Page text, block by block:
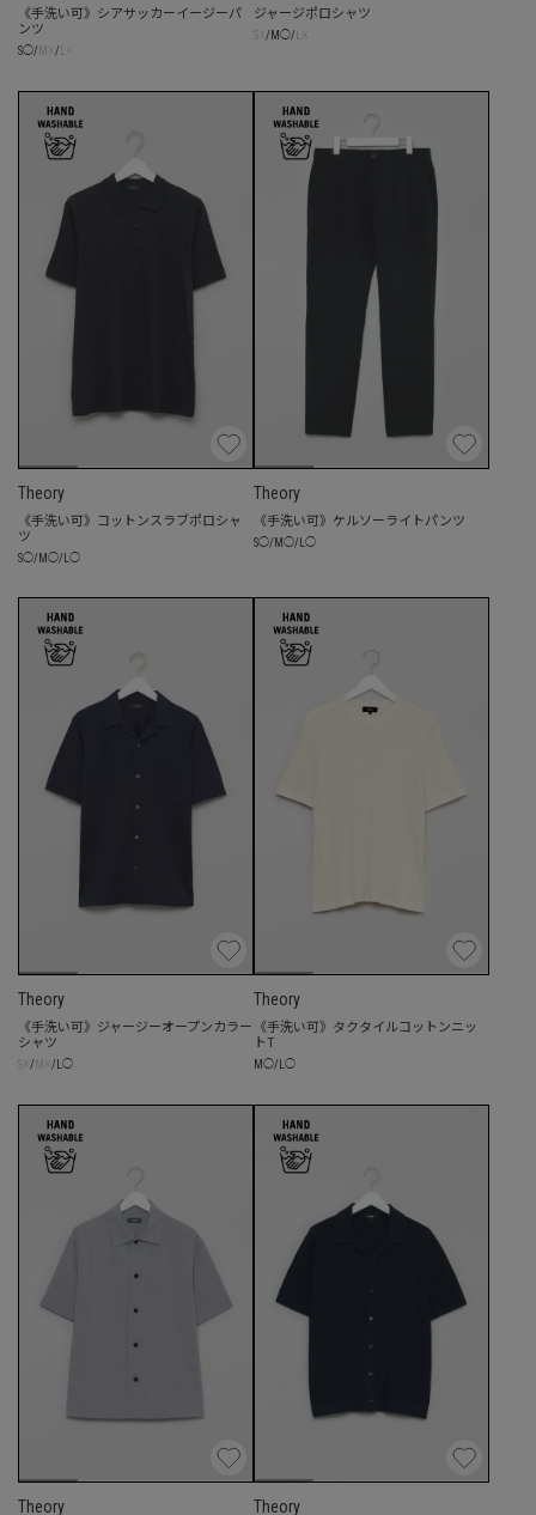
《手洗い可》シアサッカーイージーパ
ンツ
S◯/ /
ジャージポロシャツ
/ M ◯/
Theory
《手洗い可》コットンスラブポロシャ
ツ
S◯/ M ◯/ ◯
Theory
《手洗い可》ケルソーライトパンツ
S◯/ M ◯/ ◯
Theory
《手洗い可》ジャージーオープンカラー
シャツ
/ / L◯
Theory
《手洗い可》タクタイルコットンニッ
トT
M ◯/ ◯
Theory Theory